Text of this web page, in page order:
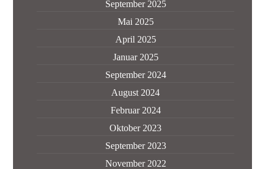
September 2025
Mai 2025
April 2025
Januar 2025
September 2024
August 2024
Februar 2024
Oktober 2023
September 2023
November 2022